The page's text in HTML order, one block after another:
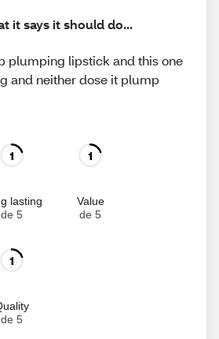
it says it should do...
plumping lipstick and this one
and neither dose it plump
1
lasting
de 5
1
Value
de 5
1
de 5